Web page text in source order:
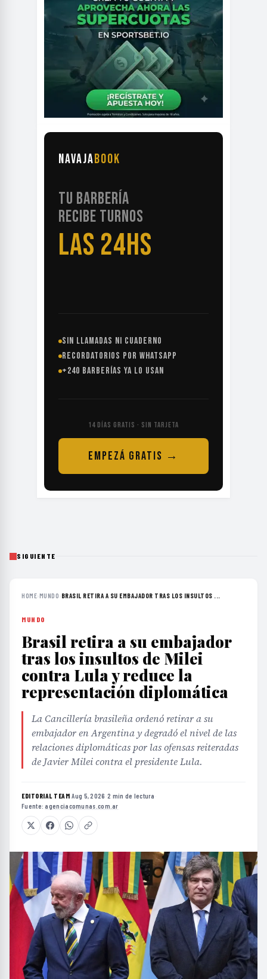
NAVAJABOOK
TU BARBERÍA
RECIBE TURNOS
LAS 24HS
SIN LLAMADAS NI CUADERNO
RECORDATORIOS POR WHATSAPP
+240 BARBERÍAS YA LO USAN
14 DÍAS GRATIS · SIN TARJETA
EMPEZÁ GRATIS →
SIGUIENTE
HOME›MUNDO› BRASIL RETIRA A SU EMBAJADOR TRAS LOS INSULTOS ...
MUNDO
Brasil retira a su embajador
tras los insultos de Milei
contra Lula y reduce la
representación diplomática
La Cancillería brasileña ordenó retirar a su
embajador en Argentina y degradó el nivel de las
relaciones diplomáticas por las ofensas reiteradas
de Javier Milei contra el presidente Lula.
EDITORIAL TEAM·Aug 5, 2026 ·2 min de lectura ·
Fuente:agenciacomunas.com.ar